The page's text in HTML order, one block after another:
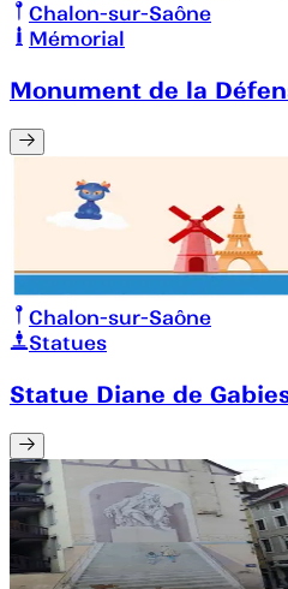
Chalon-sur-Saône
Mémorial
Monument de la
Chalon-sur-Saône
Statues
Statue Diane de